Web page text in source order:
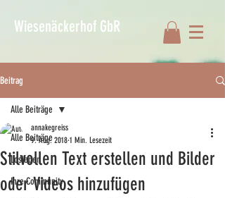
Wiesenäckerhof GbR
Beitrag
Alle Beiträge
Loslegen
Ihre Community
Alle Beiträge
Stilvollen Text erstellen und Bilder
oder Videos hinzufügen
annakegreiss
9. Aug. 2018 1 Min. Lesezeit